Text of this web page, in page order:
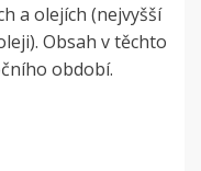
a olejích (nejvyšší
Obsah v těchto
období.